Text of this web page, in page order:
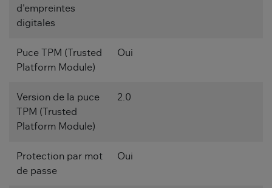
d'empreintes
digitales
Puce TPM (Trusted
Platform Module)
Oui
Version de la puce
TPM (Trusted
Platform Module)
2.0
Protection par mot
de passe
Oui